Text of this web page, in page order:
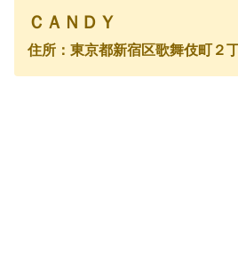
ＣＡＮＤＹ
住所：東京都新宿区歌舞伎町２